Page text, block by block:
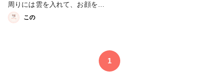
周りには雲を入れて、お顔を描
きました✨ #レジン #レジンキ
ーホルダー #雲レジン #シェイ
この
1